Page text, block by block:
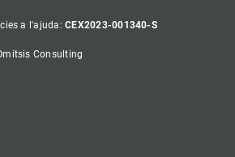
a l'ajuda:CEX2023-001340-S
Consulting